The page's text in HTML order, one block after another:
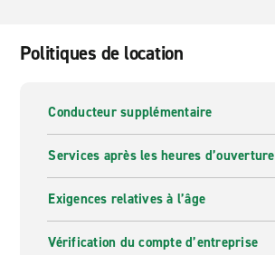
Politiques de location
Conducteur supplémentaire
Services après les heures d’ouverture
Exigences relatives à l’âge
Vérification du compte d’entreprise